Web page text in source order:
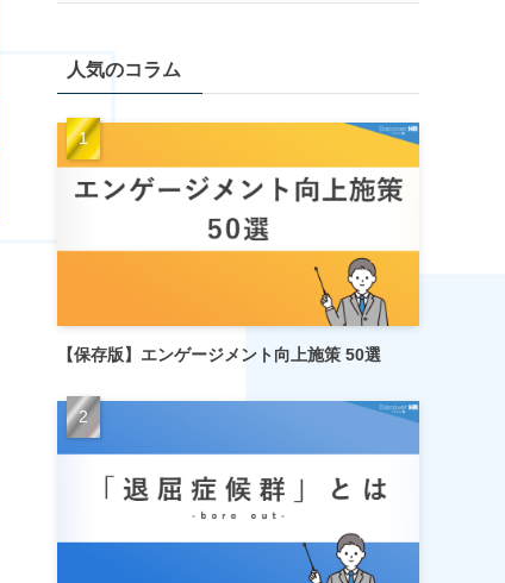
人気のコラム
【保存版】エンゲージメント向上施策 50選